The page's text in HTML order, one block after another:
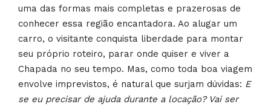
uma das formas mais completas e prazerosas de
conhecer essa região encantadora. Ao alugar um
carro, o visitante conquista liberdade para montar
seu próprio roteiro, parar onde quiser e viver a
Chapada no seu tempo. Mas, como toda boa viagem
envolve imprevistos, é natural que surjam dúvidas: E
se eu precisar de ajuda durante a locação? Vai ser